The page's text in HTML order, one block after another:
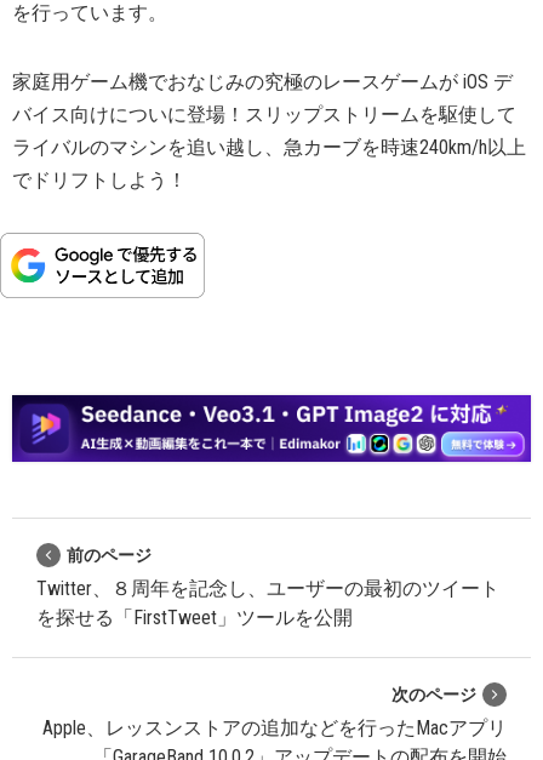
を行っています。
家庭用ゲーム機でおなじみの究極のレースゲームが iOS デ
バイス向けについに登場！スリップストリームを駆使して
ライバルのマシンを追い越し、急カーブを時速240km/h以上
でドリフトしよう！
前のページ
Twitter、８周年を記念し、ユーザーの最初のツイート
を探せる「FirstTweet」ツールを公開
次のページ
Apple、レッスンストアの追加などを行ったMacアプリ